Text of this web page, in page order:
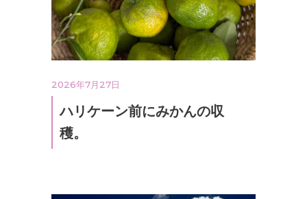
2026年7月27日
ハリケーン前にみかんの収
穫。